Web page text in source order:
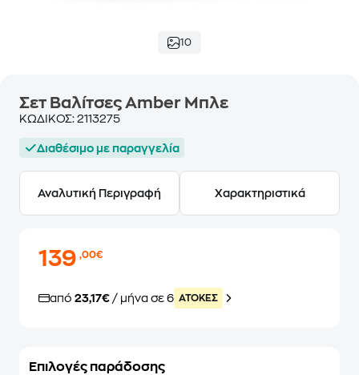
10
Σετ Βαλίτσες Amber Μπλε
ΚΩΔΙΚΟΣ: 2113275
Διαθέσιμο με παραγγελία
Αναλυτική Περιγραφή Χαρακτηριστικά
139,00€
από 23,17€ / μήνα σε 6 ATOKEΣ
Επιλογές παράδοσης